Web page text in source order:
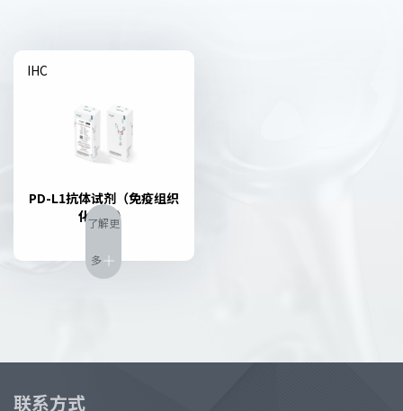
IHC
PD-L1抗体试剂（免疫组织
化学法）
了解更
多
联系方式